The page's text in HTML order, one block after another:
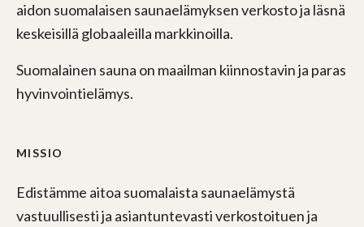
aidon suomalaisen saunaelämyksen verkosto ja läsnä
keskeisillä globaaleilla markkinoilla.
Suomalainen sauna on maailman kiinnostavin ja paras
hyvinvointielämys.
MISSIO
Edistämme aitoa suomalaista saunaelämystä
vastuullisesti ja asiantuntevasti verkostoituen ja